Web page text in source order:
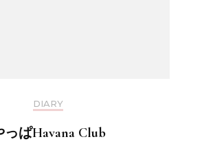
DIARY
っぱHavana Club